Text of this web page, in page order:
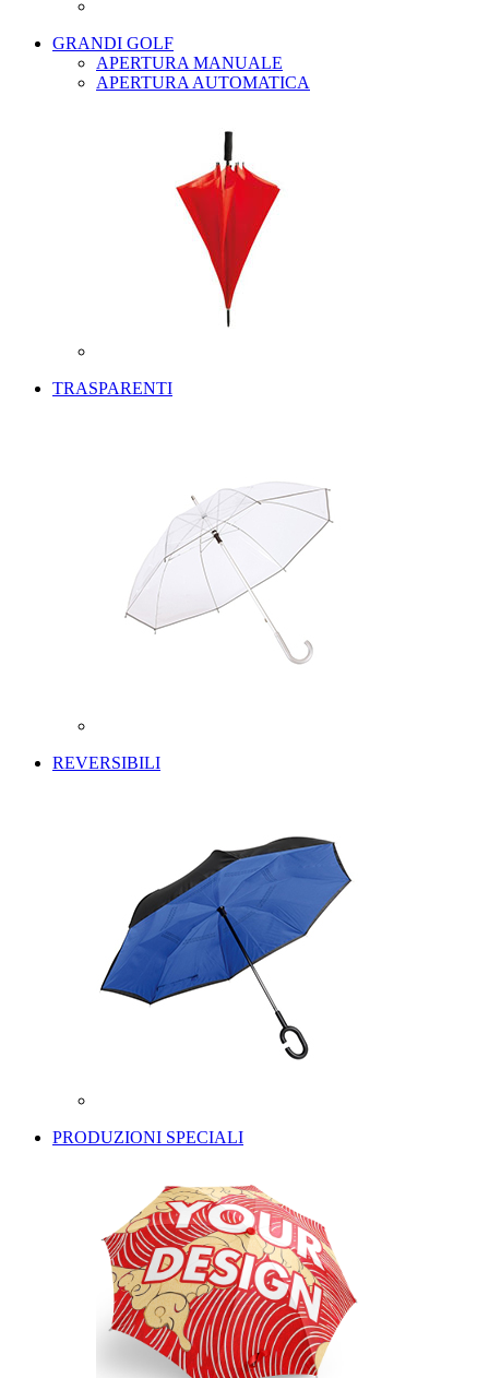
GRANDI GOLF
APERTURA MANUALE
APERTURA AUTOMATICA
TRASPARENTI
REVERSIBILI
PRODUZIONI SPECIALI